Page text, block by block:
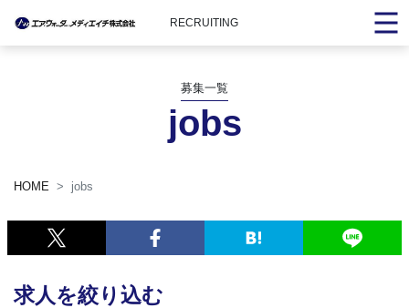
RECRUITING
募集一覧
jobs
HOME jobs
求人を絞り込む